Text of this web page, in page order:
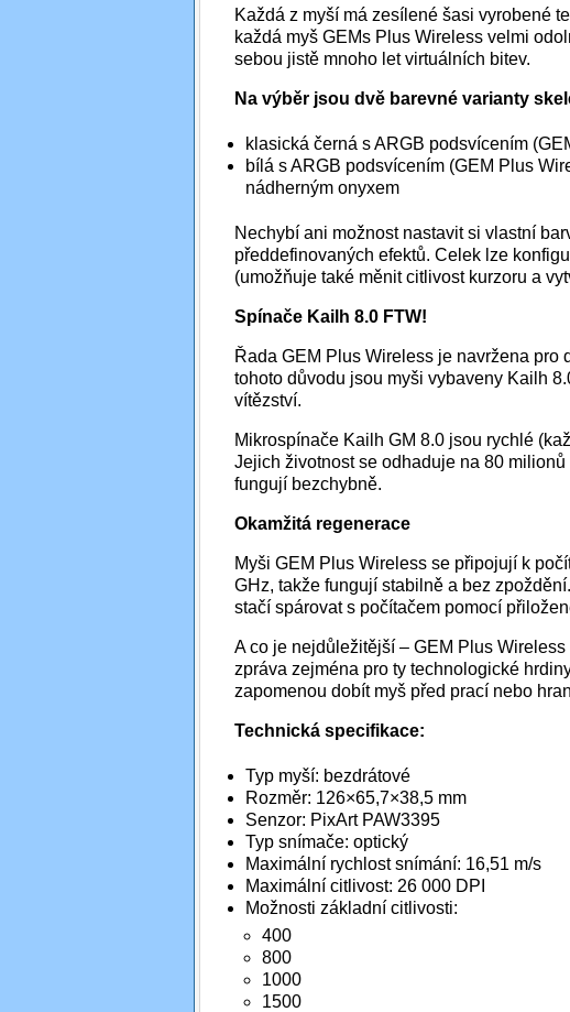
Každá z myší má zesílené šasi vyrobené
každá myš GEMs Plus Wireless velmi
sebou jistě mnoho let virtuálních bitev.
Na výběr jsou dvě barevné varianty
klasická černá s ARGB podsvícením
bílá s ARGB podsvícením (GEM Plus
nádherným onyxem
Nechybí ani možnost nastavit si vlastní
předdefinovaných efektů. Celek lze
(umožňuje také měnit citlivost kurzoru a
Spínače Kailh 8.0 FTW!
Řada GEM Plus Wireless je navržena pro
tohoto důvodu jsou myši vybaveny Kailh
vítězství.
Mikrospínače Kailh GM 8.0 jsou rychlé
Jejich životnost se odhaduje na 80
fungují bezchybně.
Okamžitá regenerace
Myši GEM Plus Wireless se připojují k
GHz, takže fungují stabilně a bez
stačí spárovat s počítačem pomocí
A co je nejdůležitější – GEM Plus
zpráva zejména pro ty technologické
zapomenou dobít myš před prací nebo
Technická specifikace:
Typ myší: bezdrátové
Rozměr: 126×65,7×38,5 mm
Senzor: PixArt PAW3395
Typ snímače: optický
Maximální rychlost snímání: 16,51 m/s
Maximální citlivost: 26 000 DPI
Možnosti základní citlivosti:
400
800
1000
1500